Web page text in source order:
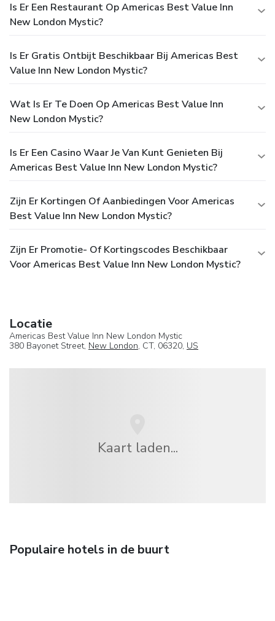
Is Er Een Restaurant Op Americas Best Value Inn
New London Mystic?
Is Er Gratis Ontbijt Beschikbaar Bij Americas Best
Value Inn New London Mystic?
Wat Is Er Te Doen Op Americas Best Value Inn
New London Mystic?
Is Er Een Casino Waar Je Van Kunt Genieten Bij
Americas Best Value Inn New London Mystic?
Zijn Er Kortingen Of Aanbiedingen Voor Americas
Best Value Inn New London Mystic?
Zijn Er Promotie- Of Kortingscodes Beschikbaar
Voor Americas Best Value Inn New London Mystic?
Locatie
Americas Best Value Inn New London Mystic
380 Bayonet Street, New London, CT, 06320, US
Kaart laden...
Populaire hotels in de buurt